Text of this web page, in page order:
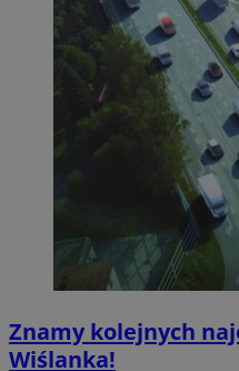
Znamy kolejnych
Wiślanka!